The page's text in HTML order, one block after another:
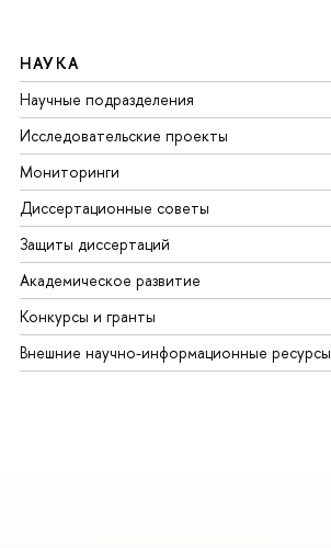
НАУКА
Научные подразделения
Исследовательские проекты
Мониторинги
Диссертационные советы
Защиты диссертаций
Академическое развитие
Конкурсы и гранты
Внешние научно-информационные ресурсы